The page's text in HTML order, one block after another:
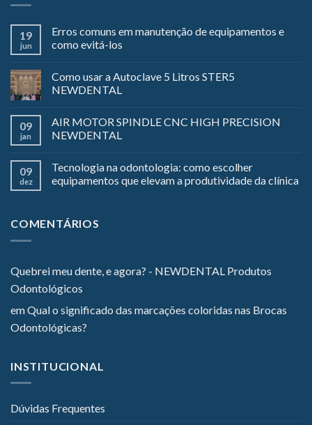
19
jun
Erros comuns em manutenção de equipamentos e
como evitá-los
Como usar a Autoclave 5 Litros STER5
NEWDENTAL
09
jan
AIR MOTOR SPINDLE CNC HIGH PRECISION
NEWDENTAL
09
dez
Tecnologia na odontologia: como escolher
equipamentos que elevam a produtividade da clínica
COMENTÁRIOS
Quebrei meu dente, e agora? - NEWDENTAL Produtos
Odontológicos
emQual o significado das marcações coloridas nas Brocas
Odontológicas?
INSTITUCIONAL
Dúvidas Frequentes